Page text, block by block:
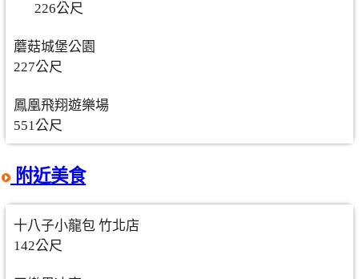
226公尺
蘑菇城堡公園
227公尺
鳳凰飛翔遊樂場
551公尺
附近美食
十八子小龍包 竹北店
142公尺